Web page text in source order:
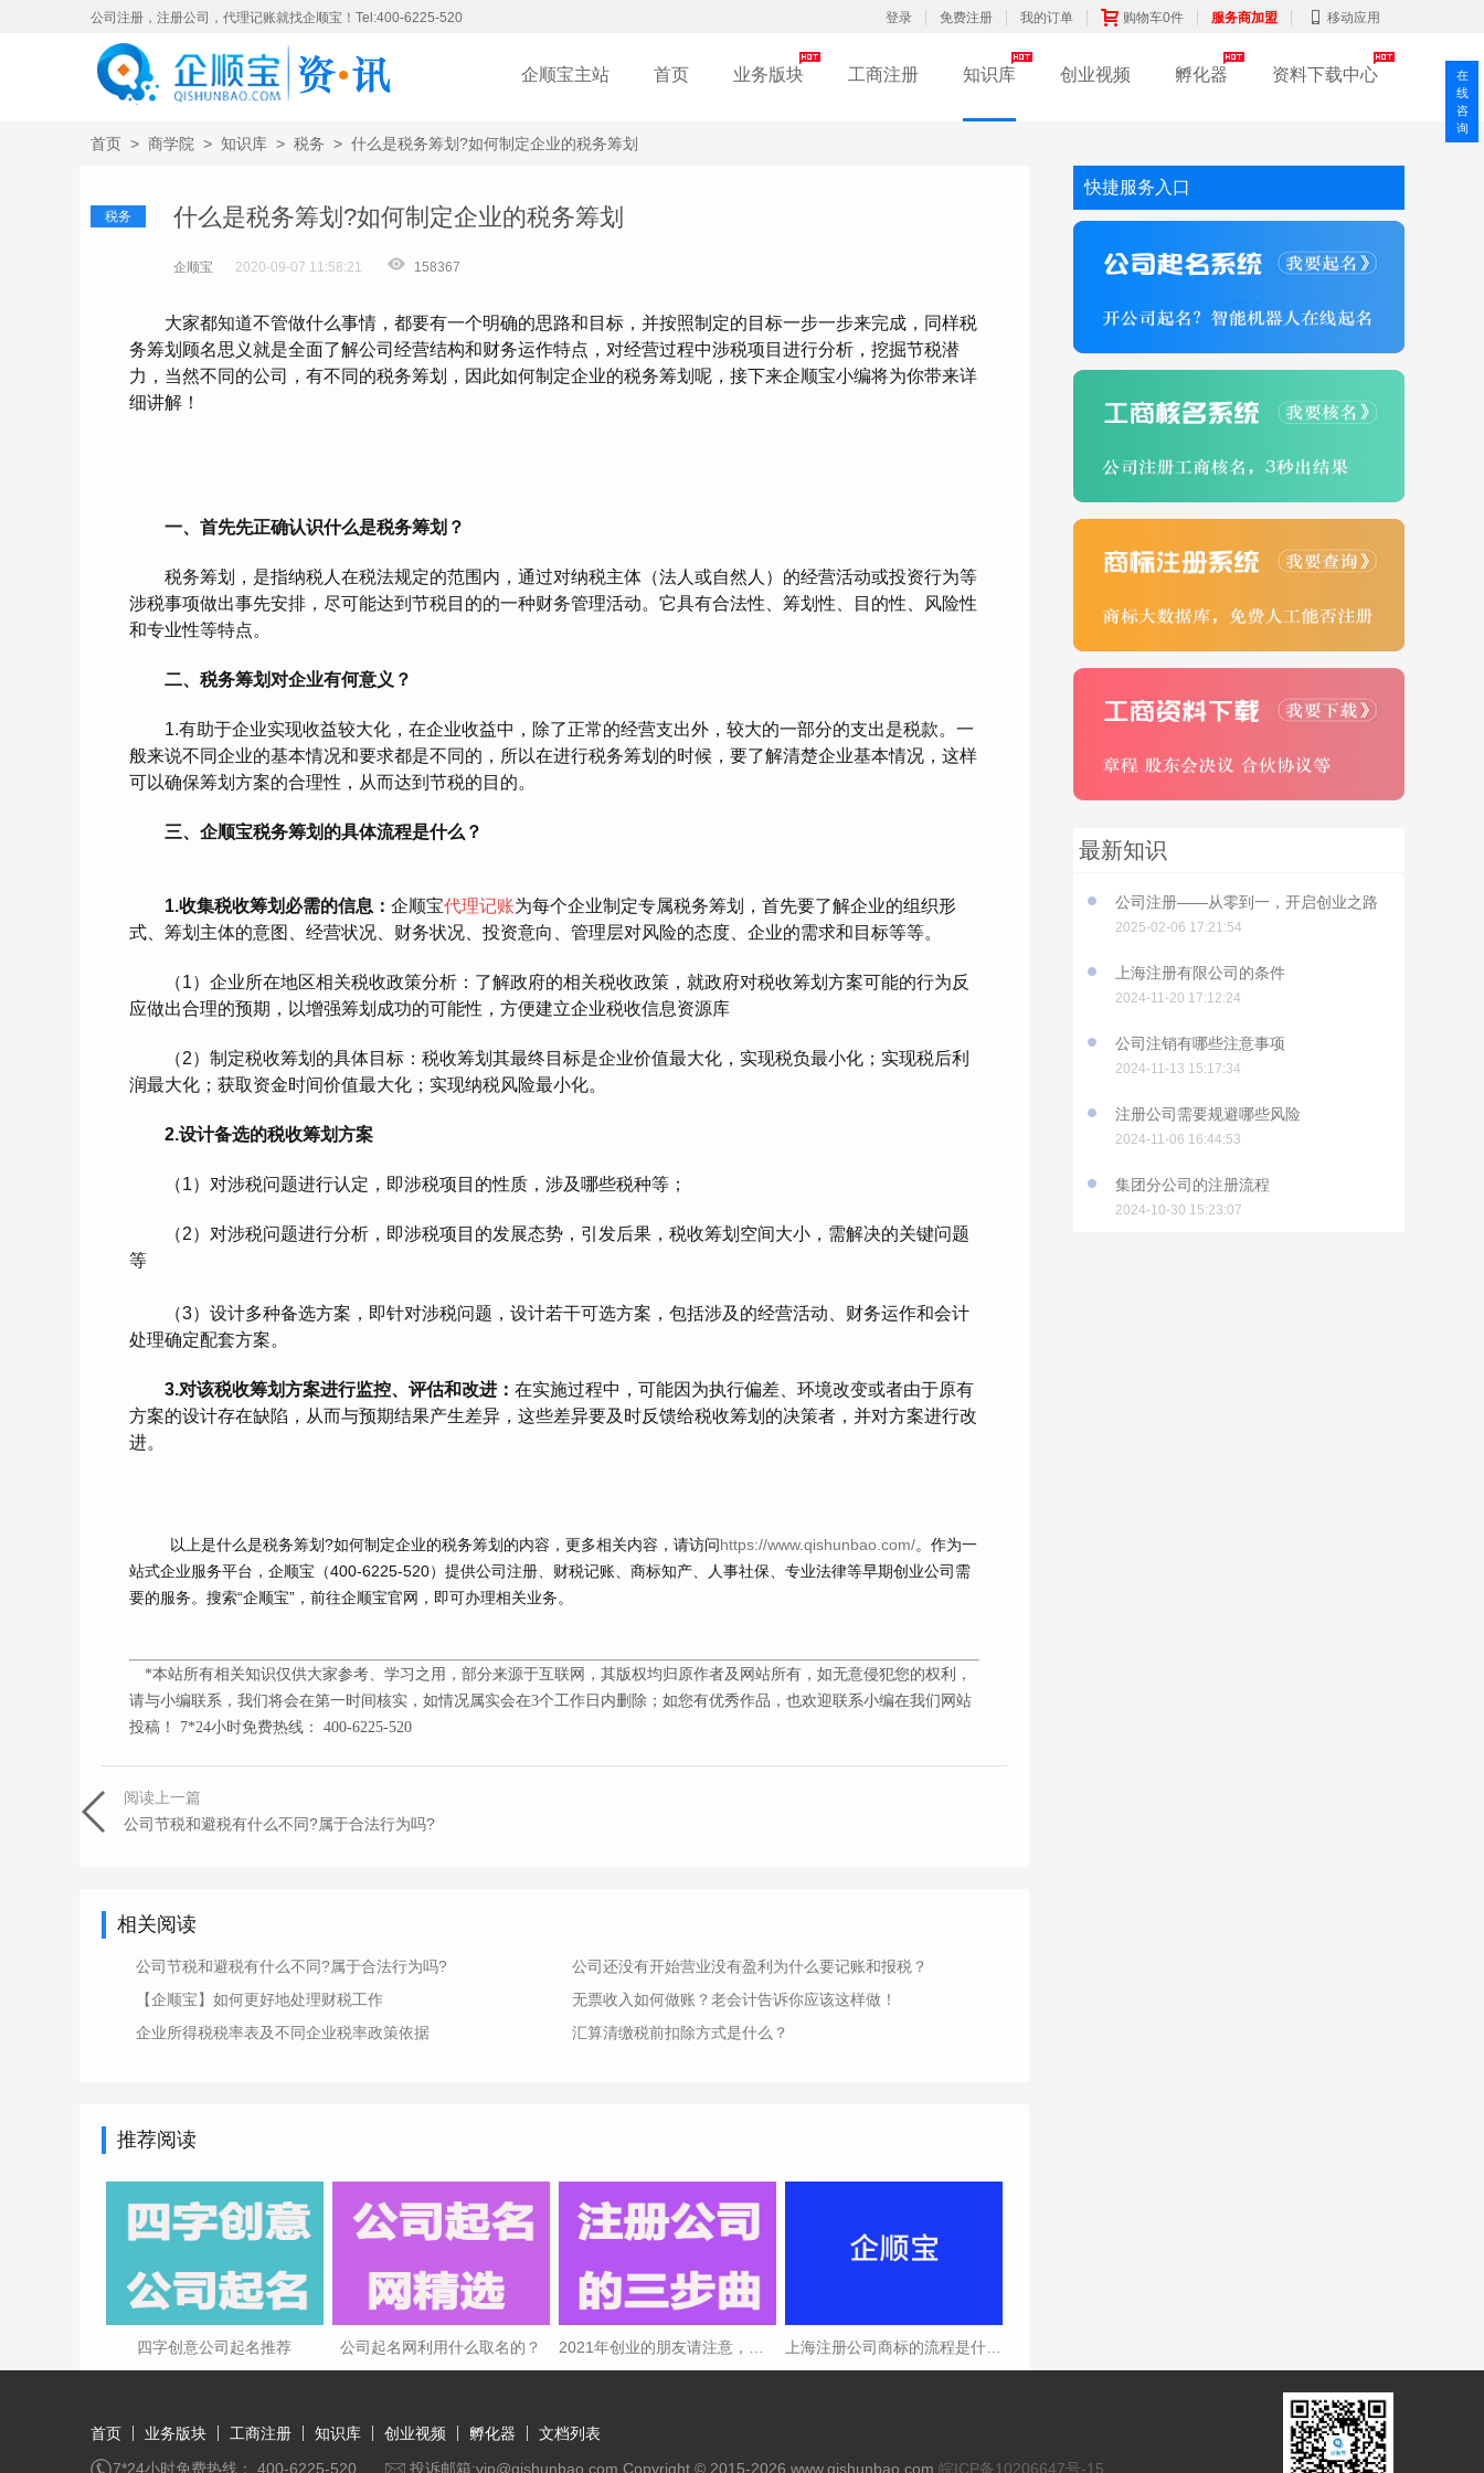
公司注册，注册公司，代理记账就找企顺宝！Tel:400-6225-520 登录 免费注册 我的订单 购物车0件 服务商加盟 移动应用
企顺宝主站 首页 业务版块 工商注册 知识库 创业视频 孵化器 资料下载中心
首页 > 商学院 > 知识库 > 税务 > 什么是税务筹划?如何制定企业的税务筹划
快捷服务入口
最新知识
公司注册——从零到一，开启创业之路
2025-02-06 17:21:54
上海注册有限公司的条件
2024-11-20 17:12:24
公司注销有哪些注意事项
2024-11-13 15:17:34
注册公司需要规避哪些风险
2024-11-06 16:44:53
集团分公司的注册流程
2024-10-30 15:23:07
税务 什么是税务筹划?如何制定企业的税务筹划
企顺宝 2020-09-07 11:58:21 158367
大家都知道不管做什么事情，都要有一个明确的思路和目标，并按照制定的目标一步一步来完成，同样税
务筹划顾名思义就是全面了解公司经营结构和财务运作特点，对经营过程中涉税项目进行分析，挖掘节税潜
力，当然不同的公司，有不同的税务筹划，因此如何制定企业的税务筹划呢，接下来企顺宝小编将为你带来详
细讲解！
一、首先先正确认识什么是税务筹划？
税务筹划，是指纳税人在税法规定的范围内，通过对纳税主体（法人或自然人）的经营活动或投资行为等
涉税事项做出事先安排，尽可能达到节税目的的一种财务管理活动。它具有合法性、筹划性、目的性、风险性
和专业性等特点。
二、税务筹划对企业有何意义？
1.有助于企业实现收益较大化，在企业收益中，除了正常的经营支出外，较大的一部分的支出是税款。一
般来说不同企业的基本情况和要求都是不同的，所以在进行税务筹划的时候，要了解清楚企业基本情况，这样
可以确保筹划方案的合理性，从而达到节税的目的。
三、企顺宝税务筹划的具体流程是什么？
1.收集税收筹划必需的信息： 企顺宝代理记账为每个企业制定专属税务筹划，首先要了解企业的组织形
式、筹划主体的意图、经营状况、财务状况、投资意向、管理层对风险的态度、企业的需求和目标等等。
（1）企业所在地区相关税收政策分析：了解政府的相关税收政策，就政府对税收筹划方案可能的行为反
应做出合理的预期，以增强筹划成功的可能性，方便建立企业税收信息资源库
（2）制定税收筹划的具体目标：税收筹划其最终目标是企业价值最大化，实现税负最小化；实现税后利
润最大化；获取资金时间价值最大化；实现纳税风险最小化。
2.设计备选的税收筹划方案
（1）对涉税问题进行认定，即涉税项目的性质，涉及哪些税种等；
（2）对涉税问题进行分析，即涉税项目的发展态势，引发后果，税收筹划空间大小，需解决的关键问题
等
（3）设计多种备选方案，即针对涉税问题，设计若干可选方案，包括涉及的经营活动、财务运作和会计
处理确定配套方案。
3.对该税收筹划方案进行监控、评估和改进： 在实施过程中，可能因为执行偏差、环境改变或者由于原有
方案的设计存在缺陷，从而与预期结果产生差异，这些差异要及时反馈给税收筹划的决策者，并对方案进行改
进。
以上是什么是税务筹划?如何制定企业的税务筹划的内容，更多相关内容，请访问https://www.qishunbao.com/。作为一
站式企业服务平台，企顺宝（400-6225-520）提供公司注册、财税记账、商标知产、人事社保、专业法律等早期创业公司需
要的服务。搜索“企顺宝”，前往企顺宝官网，即可办理相关业务。
*本站所有相关知识仅供大家参考、学习之用，部分来源于互联网，其版权均归原作者及网站所有，如无意侵犯您的权利，
请与小编联系，我们将会在第一时间核实，如情况属实会在3个工作日内删除；如您有优秀作品，也欢迎联系小编在我们网站
投稿！ 7*24小时免费热线： 400-6225-520
阅读上一篇
公司节税和避税有什么不同?属于合法行为吗?
相关阅读
公司节税和避税有什么不同?属于合法行为吗?
公司还没有开始营业没有盈利为什么要记账和报税？
【企顺宝】如何更好地处理财税工作
无票收入如何做账？老会计告诉你应该这样做！
企业所得税税率表及不同企业税率政策依据
汇算清缴税前扣除方式是什么？
推荐阅读
四字创意公司起名推荐 公司起名网利用什么取名的？
首页 业务版块 工商注册 知识库 创业视频 孵化器
文档列表
7*24小时免费热线： 400-6225-520
投诉邮箱:vip@qishunbao.com Copyright © 2015-2026 www.qishunbao.com 皖ICP备10206647号-15
在
线
咨
询